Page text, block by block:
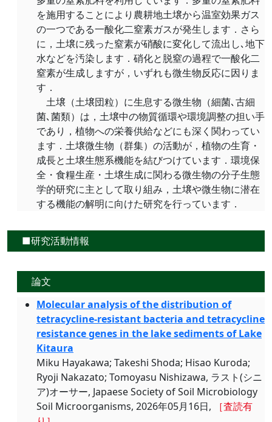
を施用することにより農耕地土壌から温室効果ガス
の一つである一酸化二窒素ガスが発生します．さら
に，土壌に残った窒素が硝酸に変化して流出し､地下
水などを汚染します．硝化と脱窒の過程で一酸化二
窒素が生成しますが，いずれも微生物反応に因りま
す．
土壌（土壌団粒）に生息する微生物（細菌､古細
菌､菌類）は，土壌中の物質循環や環境調整の担い手
であり，植物への栄養供給などにも深く関わってい
ます．土壌微生物（群集）の活動が，植物の生育・
成長と土壌生態系機能を結びつけています．環境保
全・食糧生産・土壌生成に関わる微生物の分子生態
学的研究に主として取り組み，土壌や微生物に潜在
する機能の解明に向けた研究を行っています．
■研究活動情報
論文
Molecular analysis of the distribution of
tetracycline-resistant bacteria and tetracycline
resistance genes in the lake sediments of Lake
Kitaura
Miku Hayakawa; Takeshi Shoda; Hisao Kuroda;
Ryoji Nakazato; Tomoyasu Nishizawa, ラスト(シニ
ア)オーサー, Japaese Society of Soil Microbiology
Soil Microorganisms, 2026年05月16日,
［査読有